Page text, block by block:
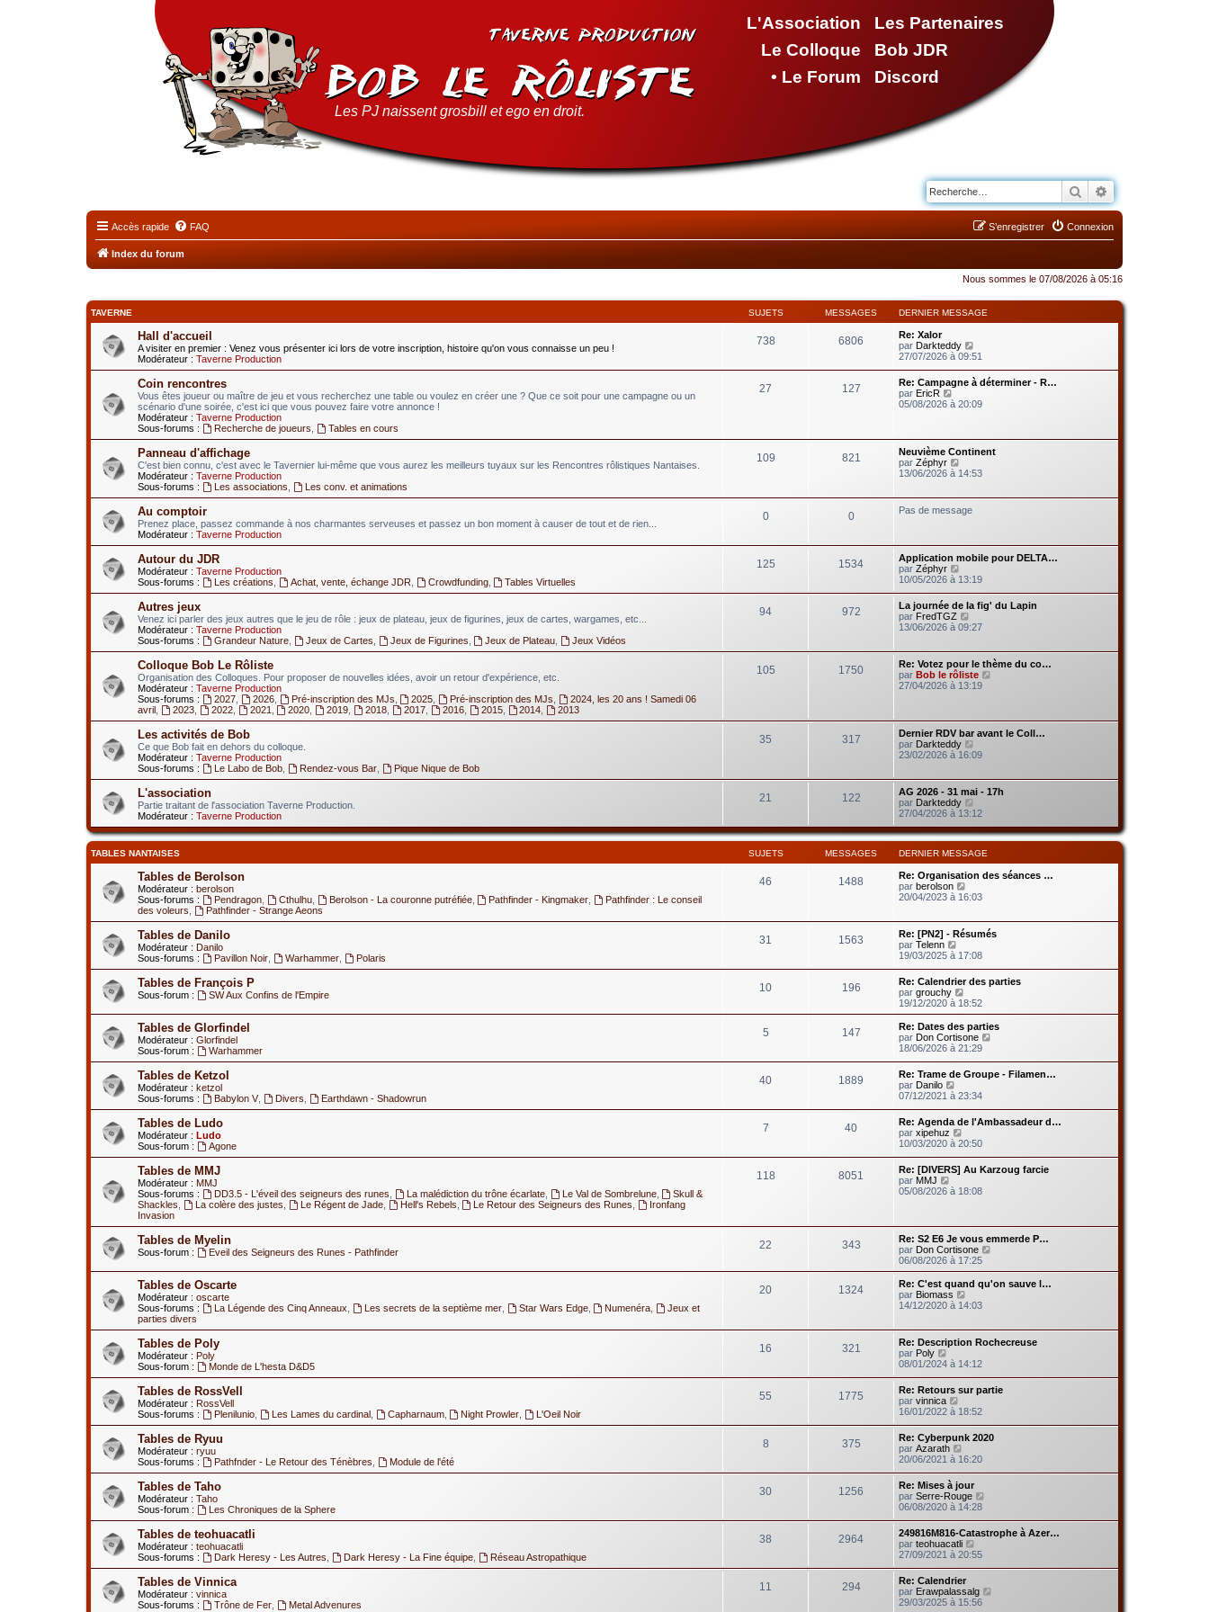
L'Association
Le Colloque
• Le Forum
Les Partenaires
Bob JDR
Discord
Les PJ naissent grosbill et ego en droit.
Rechercher
Accès rapide FAQ Connexion
S’enregistrer
Index du forum
Nous sommes le 07/08/2026 à 05:16
TAVERNE SUJETS MESSAGES DERNIER MESSAGE
Hall d'accueil
A visiter en premier : Venez vous présenter ici lors de votre inscription, histoire qu'on vous connaisse un peu !
Modérateur : Taverne Production
738 6806
Re: Xalor
par Darkteddy
o
r
l
e
d
n
i
r
e
e
27/07/2026 à 09:51
Coin rencontres
Vous êtes joueur ou maître de jeu et vous recherchez une table ou voulez en créer une ? Que ce soit pour une campagne ou un
scénario d'une soirée, c'est ici que vous pouvez faire votre annonce !
Modérateur : Taverne Production
Sous-forums :
Recherche de joueurs Tables en cours
27 127
Re: Campagne à déterminer - R…
par EricR
o
e
d
e
r
i
e
e
s
s
a
g
e
05/08/2026 à 20:09
Panneau d'affichage
C'est bien connu, c'est avec le Tavernier lui-même que vous aurez les meilleurs tuyaux sur les Rencontres rôlistiques Nantaises.
Modérateur : Taverne Production
Sous-forums :
Les associations Les conv. et animations
109 821
Neuvième Continent
par Zéphyr
o
e
r
n
e
r
m
e
s
s
g
e
13/06/2026 à 14:53
Au comptoir
Prenez place, passez commande à nos charmantes serveuses et passez un bon moment à causer de tout et de rien...
Modérateur : Taverne Production
0 0 Pas de message
Autour du JDR
Modérateur : Taverne Production
Sous-forums :
Les créations Achat, vente, échange JDR, Crowdfunding, Tables Virtuelles
125 1534
Application mobile pour DELTA…
par Zéphyr
o
l
e
d
r
n
i
e
e
s
s
a
g
10/05/2026 à 13:19
Autres jeux
Venez ici parler des jeux autres que le jeu de rôle : jeux de plateau, jeux de figurines, jeux de cartes, wargames, etc...
Modérateur : Taverne Production
Sous-forums :
Grandeur Nature, Jeux de Cartes Jeux de Figurines Jeux de Plateau Jeux Vidéos
94 972
La journée de la fig' du Lapin
par FredTGZ
o
l
e
d
e
i
e
r
m
s
s
a
g
e
13/06/2026 à 09:27
Colloque Bob Le Rôliste
Organisation des Colloques. Pour proposer de nouvelles idées, avoir un retour d'expérience, etc.
Modérateur : Taverne Production
Sous-forums :
2027, 2026, Pré-inscription des MJs 2025 Pré-inscription des MJs
2024, les 20 ans ! Samedi 06
avril
2023, 2022, 2021 2020 2019 2018 2017, 2016, 2015, 2014 2013
105 1750
Re: Votez pour le thème du co…
par Bob le rôliste
d
i
e
e
s
e
27/04/2026 à 13:19
Les activités de Bob
Ce que Bob fait en dehors du colloque.
Modérateur : Taverne Production
Sous-forums :
Le Labo de Bob, Rendez-vous Bar, Pique Nique de Bob
35 317
Dernier RDV bar avant le Coll…
par Darkteddy
o
l
e
d
e
r
n
i
e
r
e
g
23/02/2026 à 16:09
L'association
Partie traitant de l'association Taverne Production.
Modérateur : Taverne Production
21 122
AG 2026 - 31 mai - 17h
par Darkteddy
o
r
l
e
d
e
n
e
r
e
a
e
27/04/2026 à 13:12
TABLES NANTAISES SUJETS MESSAGES DERNIER MESSAGE
Tables de Berolson
Modérateur : berolson
Sous-forums :
Pendragon, Cthulhu, Berolson - La couronne putréfiée, Pathfinder - Kingmaker
Pathfinder : Le conseil
des voleurs
Pathfinder - Strange Aeons
46 1488
Re: Organisation des séances …
par berolson
o
e
d
e
r
n
e
r
m
e
s
a
g
e
20/04/2023 à 16:03
Tables de Danilo
Modérateur : Danilo
Sous-forums :
Pavillon Noir, Warhammer, Polaris
31 1563
Re: [PN2] - Résumés
par Telenn
o
l
e
d
r
n
i
e
r
e
s
a
g
e
19/03/2025 à 17:08
Tables de François P
Sous-forum : SW Aux Confins de l'Empire
10 196
Re: Calendrier des parties
par grouchy
o
i
r
l
e
r
i
e
r
e
s
a
g
e
19/12/2020 à 18:52
Tables de Glorfindel
Modérateur : Glorfindel
Sous-forum :
Warhammer
5 147
Re: Dates des parties
par Don Cortisone
l
e
r
e
r
m
g
e
18/06/2026 à 21:29
Tables de Ketzol
Modérateur : ketzol
Sous-forums :
Babylon V, Divers Earthdawn - Shadowrun
40 1889
Re: Trame de Groupe - Filamen…
par Danilo
o
l
e
d
e
r
m
e
s
s
a
e
07/12/2021 à 23:34
Tables de Ludo
Modérateur : Ludo
Sous-forum :
Agone
7 40
Re: Agenda de l'Ambassadeur d…
par xipehuz
o
r
l
e
d
n
i
e
r
m
e
s
s
10/03/2020 à 20:50
Tables de MMJ
Modérateur : MMJ
Sous-forums :
DD3.5 - L'éveil des seigneurs des runes La malédiction du trône écarlate, Le Val de Sombrelune,
Skull &
Shackles
La colère des justes Le Régent de Jade, Hell's Rebels Le Retour des Seigneurs des Runes
Ironfang
Invasion
118 8051
Re: [DIVERS] Au Karzoug farcie
par MMJ
o
e
d
e
r
n
i
e
r
e
s
a
05/08/2026 à 18:08
Tables de Myelin
Sous-forum : Eveil des Seigneurs des Runes - Pathfinder
22 343
Re: S2 E6 Je vous emmerde P…
par Don Cortisone
i
r
r
n
r
m
a
g
06/08/2026 à 17:25
Tables de Oscarte
Modérateur : oscarte
Sous-forums :
La Légende des Cinq Anneaux Les secrets de la septième mer, Star Wars Edge, Numenéra
Jeux et
parties divers
20 1324
Re: C'est quand qu'on sauve l…
par Biomass
o
e
d
e
r
n
e
r
m
e
s
s
a
g
e
14/12/2020 à 14:03
Tables de Poly
Modérateur : Poly
Sous-forum :
Monde de L'hesta D&D5
16 321
Re: Description Rochecreuse
par Poly
o
l
e
d
e
r
n
e
r
m
e
s
s
a
g
e
08/01/2024 à 14:12
Tables de RossVell
Modérateur : RossVell
Sous-forums :
Plenilunio, Les Lames du cardinal, Capharnaum, Night Prowler L'Oeil Noir
55 1775
Re: Retours sur partie
par vinnica
o
l
e
d
e
r
n
i
e
r
m
e
s
s
a
g
e
16/01/2022 à 18:52
Tables de Ryuu
Modérateur : ryuu
Sous-forums :
Pathfnder - Le Retour des Ténèbres Module de l'été
8 375
Re: Cyberpunk 2020
par Azarath
o
l
e
d
e
r
n
i
e
r
m
e
s
20/06/2021 à 16:20
Tables de Taho
Modérateur : Taho
Sous-forum :
Les Chroniques de la Sphere
30 1256
Re: Mises à jour
par Serre-Rouge
l
e
n
06/08/2020 à 14:28
Tables de teohuacatli
Modérateur : teohuacatli
Sous-forums :
Dark Heresy - Les Autres Dark Heresy - La Fine équipe, Réseau Astropathique
38 2964
249816M816-Catastrophe à Azer…
par teohuacatli
o
e
d
27/09/2021 à 20:55
Tables de Vinnica
Modérateur : vinnica
Sous-forums :
Trône de Fer, Metal Advenures
11 294
Re: Calendrier
par Erawpalassalg
29/03/2025 à 15:56